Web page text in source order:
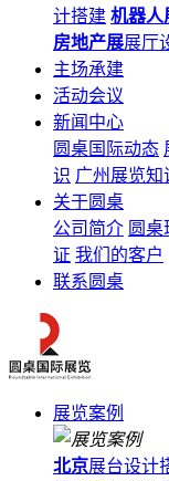
计搭建 机器人
房地产展展厅
主场承建
活动会议
新闻中心
圆桌国际动态
识 广州展览知
关于圆桌
公司简介 圆桌
证 我们的客户
联系圆桌
展览案例
北京展台设计